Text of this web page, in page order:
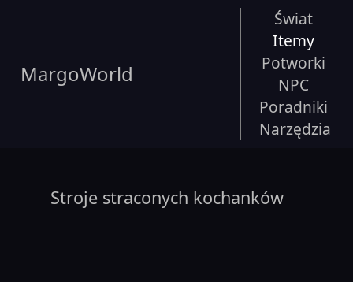
MargoWorld
Świat
Itemy
Potworki
NPC
Poradniki
Narzędzia
Stroje straconych kochanków